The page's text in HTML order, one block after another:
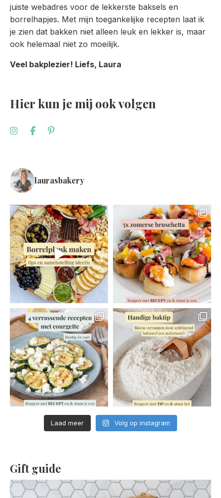
juiste webadres voor de lekkerste baksels en
borrelhapjes. Met mijn toegankelijke recepten laat ik
je zien dat bakken niet alleen leuk en lekker is, maar
ook helemaal niet zo moeilijk.
Veel bakplezier! Liefs, Laura
Hier kun je mij ook volgen
laurasbakery
Laad meer Volg op instagram
Gift guide